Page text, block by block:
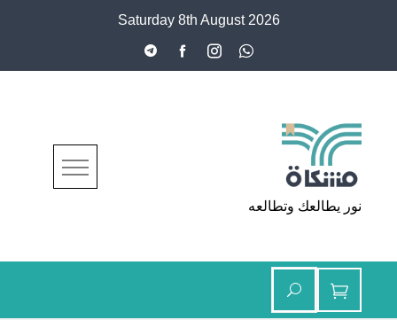
Saturday 8th August 2026
مشكاة
نور يطالعك وتطالعه